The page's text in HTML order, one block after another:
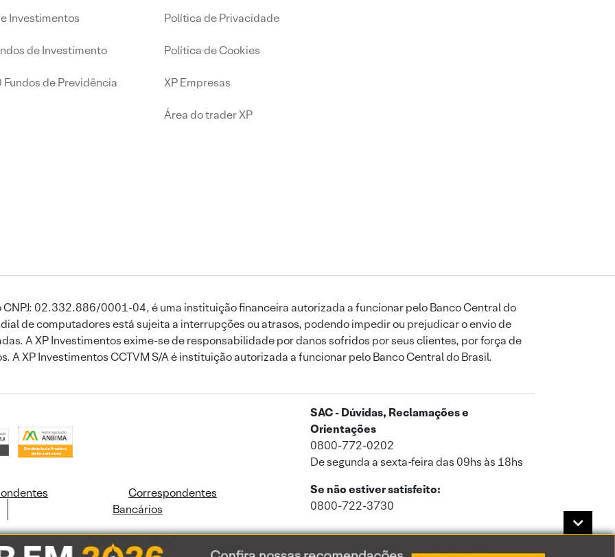
Investimentos
de Investimento
Fundos de Previdência
Política de Privacidade
Política de Cookies
XP Empresas
Área do trader XP
CNPJ: 02.332.886/0001-04, é uma instituição financeira autorizada a funcionar pelo Banco Central do
de computadores está sujeita a interrupções ou atrasos, podendo impedir ou prejudicar o envio de
A XP Investimentos exime-se de responsabilidade por danos sofridos por seus clientes, por força de
A XP Investimentos CCTVM S/A é instituição autorizada a funcionar pelo Banco Central do Brasil.
Correspondentes
Bancários
SAC - Dúvidas, Reclamações e
Orientações
0800-772-0202
De segunda a sexta-feira das 09hs às 18hs
Se não estiver satisfeito:
0800-722-3730